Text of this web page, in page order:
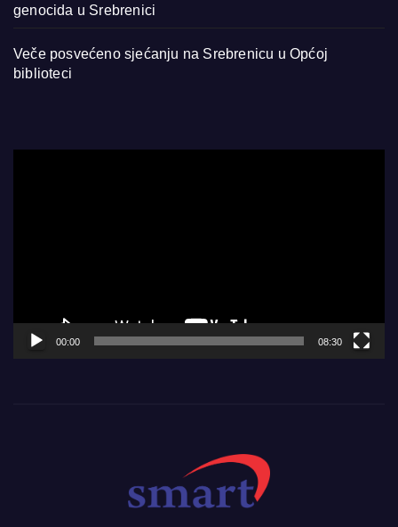
genocida u Srebrenici
Veče posvećeno sjećanju na Srebrenicu u Općoj
biblioteci
00:00 08:30